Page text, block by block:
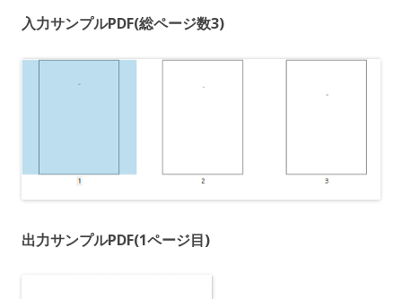
入力サンプルPDF(総ページ数3)
出力サンプルPDF(1ページ目)